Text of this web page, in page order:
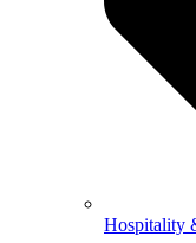
Hospitality